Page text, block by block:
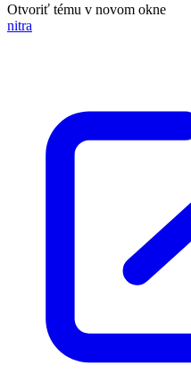
Otvoriť tému v novom okne
nitra